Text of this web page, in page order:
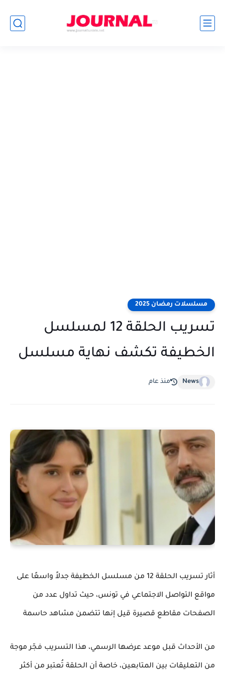
مسلسلات رمضان 2025
تسريب الحلقة 12 لمسلسل
الخطيفة تكشف نهاية مسلسل
News منذ عام
أثار تسريب الحلقة 12 من مسلسل الخطيفة جدلاً واسعًا على
مواقع التواصل الاجتماعي في تونس، حيث تداول عدد من
الصفحات مقاطع قصيرة قيل إنها تتضمن مشاهد حاسمة
من الأحداث قبل موعد عرضها الرسمي، هذا التسريب فجّر موجة
من التعليقات بين المتابعين، خاصة أن الحلقة تُعتبر من أكثر